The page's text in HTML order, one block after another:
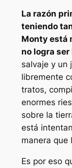
La razón
teniendo
Monty está
no logra ser
salvaje y un
libremente
tratos,
enormes
sobre la
está
manera que
Es por eso